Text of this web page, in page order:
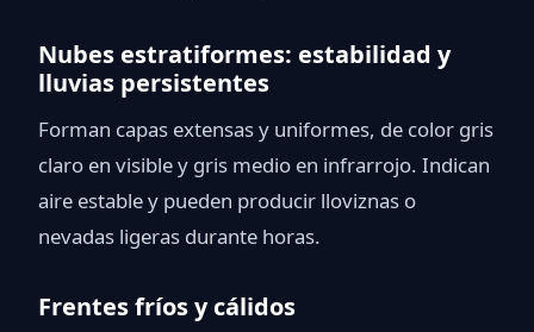
Nubes estratiformes: estabilidad y
lluvias persistentes
Forman capas extensas y uniformes, de color gris
claro en visible y gris medio en infrarrojo. Indican
aire estable y pueden producir lloviznas o
nevadas ligeras durante horas.
Frentes fríos y cálidos